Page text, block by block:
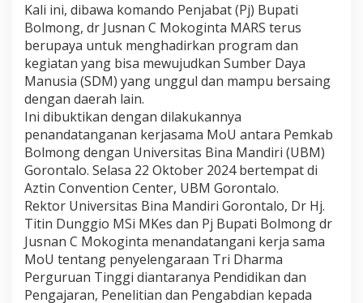
e
r
a
s
M
u
d
a
T
e
r
p
e
a
j
a
r
Kali ini, dibawa komando Penjabat (Pj) Bupati
Bolmong, dr Jusnan C Mokoginta MARS terus
berupaya untuk menghadirkan program dan
kegiatan yang bisa mewujudkan Sumber Daya
Manusia (SDM) yang unggul dan mampu bersaing
dengan daerah lain.
Ini dibuktikan dengan dilakukannya
penandatanganan kerjasama MoU antara Pemkab
Bolmong dengan Universitas Bina Mandiri (UBM)
Gorontalo. Selasa 22 Oktober 2024 bertempat di
Aztin Convention Center, UBM Gorontalo.
Rektor Universitas Bina Mandiri Gorontalo, Dr Hj.
Titin Dunggio MSi MKes dan Pj Bupati Bolmong dr
Jusnan C Mokoginta menandatangani kerja sama
MoU tentang penyelengaraan Tri Dharma
Perguruan Tinggi diantaranya Pendidikan dan
Pengajaran, Penelitian dan Pengabdian kepada